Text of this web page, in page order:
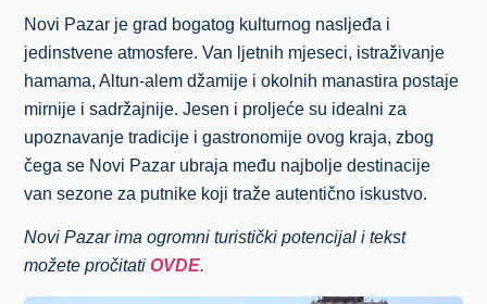
Novi Pazar je grad bogatog kulturnog nasljeđa i
jedinstvene atmosfere. Van ljetnih mjeseci, istraživanje
hamama, Altun-alem džamije i okolnih manastira postaje
mirnije i sadržajnije. Jesen i proljeće su idealni za
upoznavanje tradicije i gastronomije ovog kraja, zbog
čega se Novi Pazar ubraja među najbolje destinacije
van sezone za putnike koji traže autentično iskustvo.
Novi Pazar ima ogromni turistički potencijal i tekst
možete pročitatiOVDE.